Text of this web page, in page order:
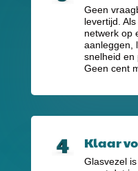
Geen
levertijd.
netwerk op
aanleggen,
snelheid en
Geen cent
Klaar
Glasvezel